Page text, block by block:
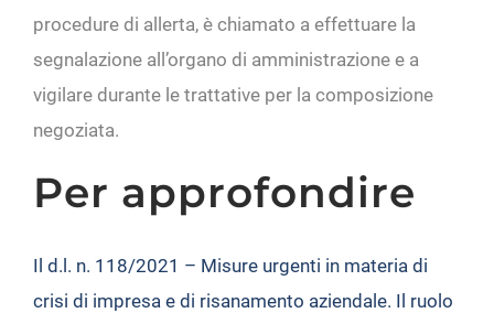
procedure di allerta, è chiamato a effettuare la
segnalazione all’organo di amministrazione e a
vigilare durante le trattative per la composizione
negoziata.
Per approfondire
Il d.l. n. 118/2021 – Misure urgenti in materia di
crisi di impresa e di risanamento aziendale. Il ruolo